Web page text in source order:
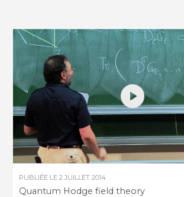
PUBLIÉE LE2 JUILLET 2014
Quantum Hodge field theory